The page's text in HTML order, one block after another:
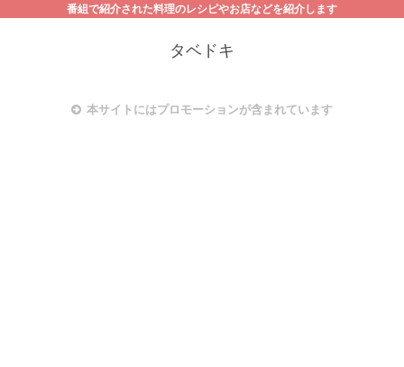
番組で紹介された料理のレシピやお店などを紹介します
タベドキ
本サイトにはプロモーションが含まれています